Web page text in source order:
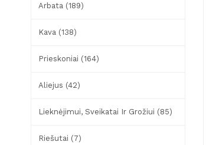
Arbata (189)
Kava (138)
Prieskoniai (164)
Aliejus (42)
Lieknėjimui, Sveikatai Ir Grožiui (85)
Riešutai (7)